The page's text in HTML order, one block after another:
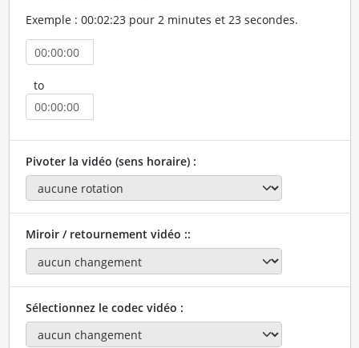
Exemple : 00:02:23 pour 2 minutes et 23 secondes.
to
Pivoter la vidéo (sens horaire) :
Miroir / retournement vidéo ::
Sélectionnez le codec vidéo :